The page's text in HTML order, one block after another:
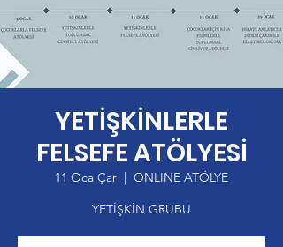
YETİŞKİNLERLE
FELSEFE ATÖLYESİ
11 Oca Çar
  |
ONLINE ATÖLYE
YETİŞKİN GRUBU